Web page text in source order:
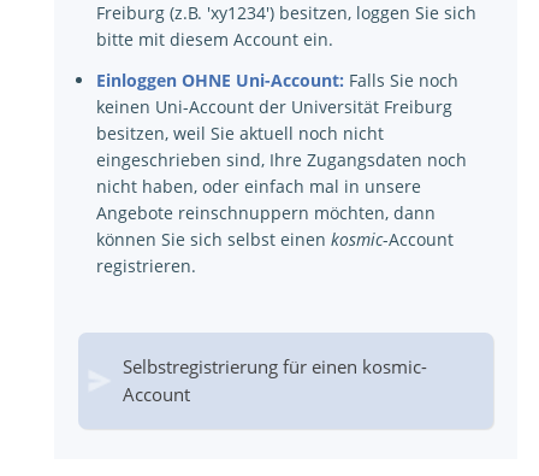
Freiburg (z.B. 'xy1234') besitzen, loggen Sie sich
bitte mit diesem Account ein.
Einloggen OHNE Uni-Account: Falls Sie noch
keinen Uni-Account der Universität Freiburg
besitzen, weil Sie aktuell noch nicht
eingeschrieben sind, Ihre Zugangsdaten noch
nicht haben, oder einfach mal in unsere
Angebote reinschnuppern möchten, dann
können Sie sich selbst einen kosmic-Account
registrieren.
Selbstregistrierung für einen kosmic-
Account